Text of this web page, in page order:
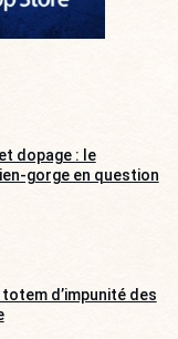
dopage : le
gorge en question
d’impunité des